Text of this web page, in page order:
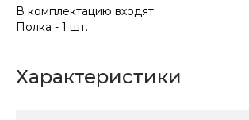
В комплектацию входят:
Полка - 1 шт.
Характеристики